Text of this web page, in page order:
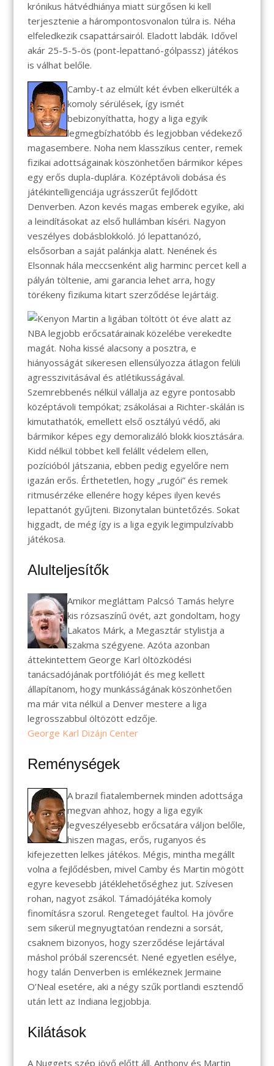
krónikus hátvédhiánya miatt sürgősen ki kell
terjesztenie a hárompontosvonalon túlra is. Néha
elfeledkezik csapattársairól. Eladott labdák. Idővel
akár 25-5-5-ös (pont-lepattanó-gólpassz) játékos
is válhat belőle.
Camby-t az elmúlt két évben elkerülték a
komoly sérülések, így ismét
bebizonyíthatta, hogy a liga egyik
legmegbízhatóbb és legjobban védekező
magasembere. Noha nem klasszikus center, remek
fizikai adottságainak köszönhetően bármikor képes
egy erős dupla-duplára. Középtávoli dobása és
játékintelligenciája ugrásszerűt fejlődött
Denverben. Azon kevés magas emberek egyike, aki
a leindításokat az első hullámban kíséri. Nagyon
veszélyes dobásblokkoló. Jó lepattanózó,
elsősorban a saját palánkja alatt. Nenének és
Elsonnak hála meccsenként alig harminc percet kell a
pályán töltenie, ami garancia lehet arra, hogy
törékeny fizikuma kitart szerződése lejártáig.
Kenyon Martin a ligában töltött öt éve alatt az
NBA legjobb erőcsatárainak közelébe verekedte
magát. Noha kissé alacsony a posztra, e
hiányosságát sikeresen ellensúlyozza átlagon felüli
agresszivitásával és atlétikusságával.
Szemrebbenés nélkül vállalja az egyre pontosabb
középtávoli tempókat; zsákolásai a Richter-skálán is
kimutathatók, emellett első osztályú védő, aki
bármikor képes egy demoralizáló blokk kiosztására.
Kidd nélkül többet kell felállt védelem ellen,
pozícióból játszania, ebben pedig egyelőre nem
igazán erős. Érthetetlen, hogy „rugói” és remek
ritmusérzéke ellenére hogy képes ilyen kevés
lepattanót gyűjteni. Bizonytalan büntetőzés. Sokat
higgadt, de még így is a liga egyik legimpulzívabb
játékosa.
Alulteljesítők
Amikor megláttam Palcsó Tamás helyre
kis rózsaszínű övét, azt gondoltam, hogy
Lakatos Márk, a Megasztár stylistja a
szakma szégyene. Azóta azonban
áttekintettem George Karl öltözködési
tanácsadójának portfólióját és meg kellett
állapítanom, hogy munkásságának köszönhetően
ma már vita nélkül a Denver mestere a liga
legrosszabbul öltözött edzője.
George Karl Dizájn Center
Reménységek
A brazil fiatalembernek minden adottsága
megvan ahhoz, hogy a liga egyik
legveszélyesebb erőcsatára váljon belőle,
hiszen magas, erős, ruganyos és
kifejezetten lelkes játékos. Mégis, mintha megállt
volna a fejlődésben, mivel Camby és Martin mögött
egyre kevesebb játéklehetőséghez jut. Szívesen
rohan, nagyot zsákol. Támadójátéka komoly
finomításra szorul. Rengeteget faultol. Ha jövőre
sem sikerül megnyugtatóan rendezni a sorsát,
csaknem bizonyos, hogy szerződése lejártával
máshol próbál szerencsét. Nené egyetlen esélye,
hogy talán Denverben is emlékeznek Jermaine
O’Neal esetére, aki a négy szűk portlandi esztendő
után lett az Indiana legjobbja.
Kilátások
A Nuggets szép jövő előtt áll. Anthony és Martin